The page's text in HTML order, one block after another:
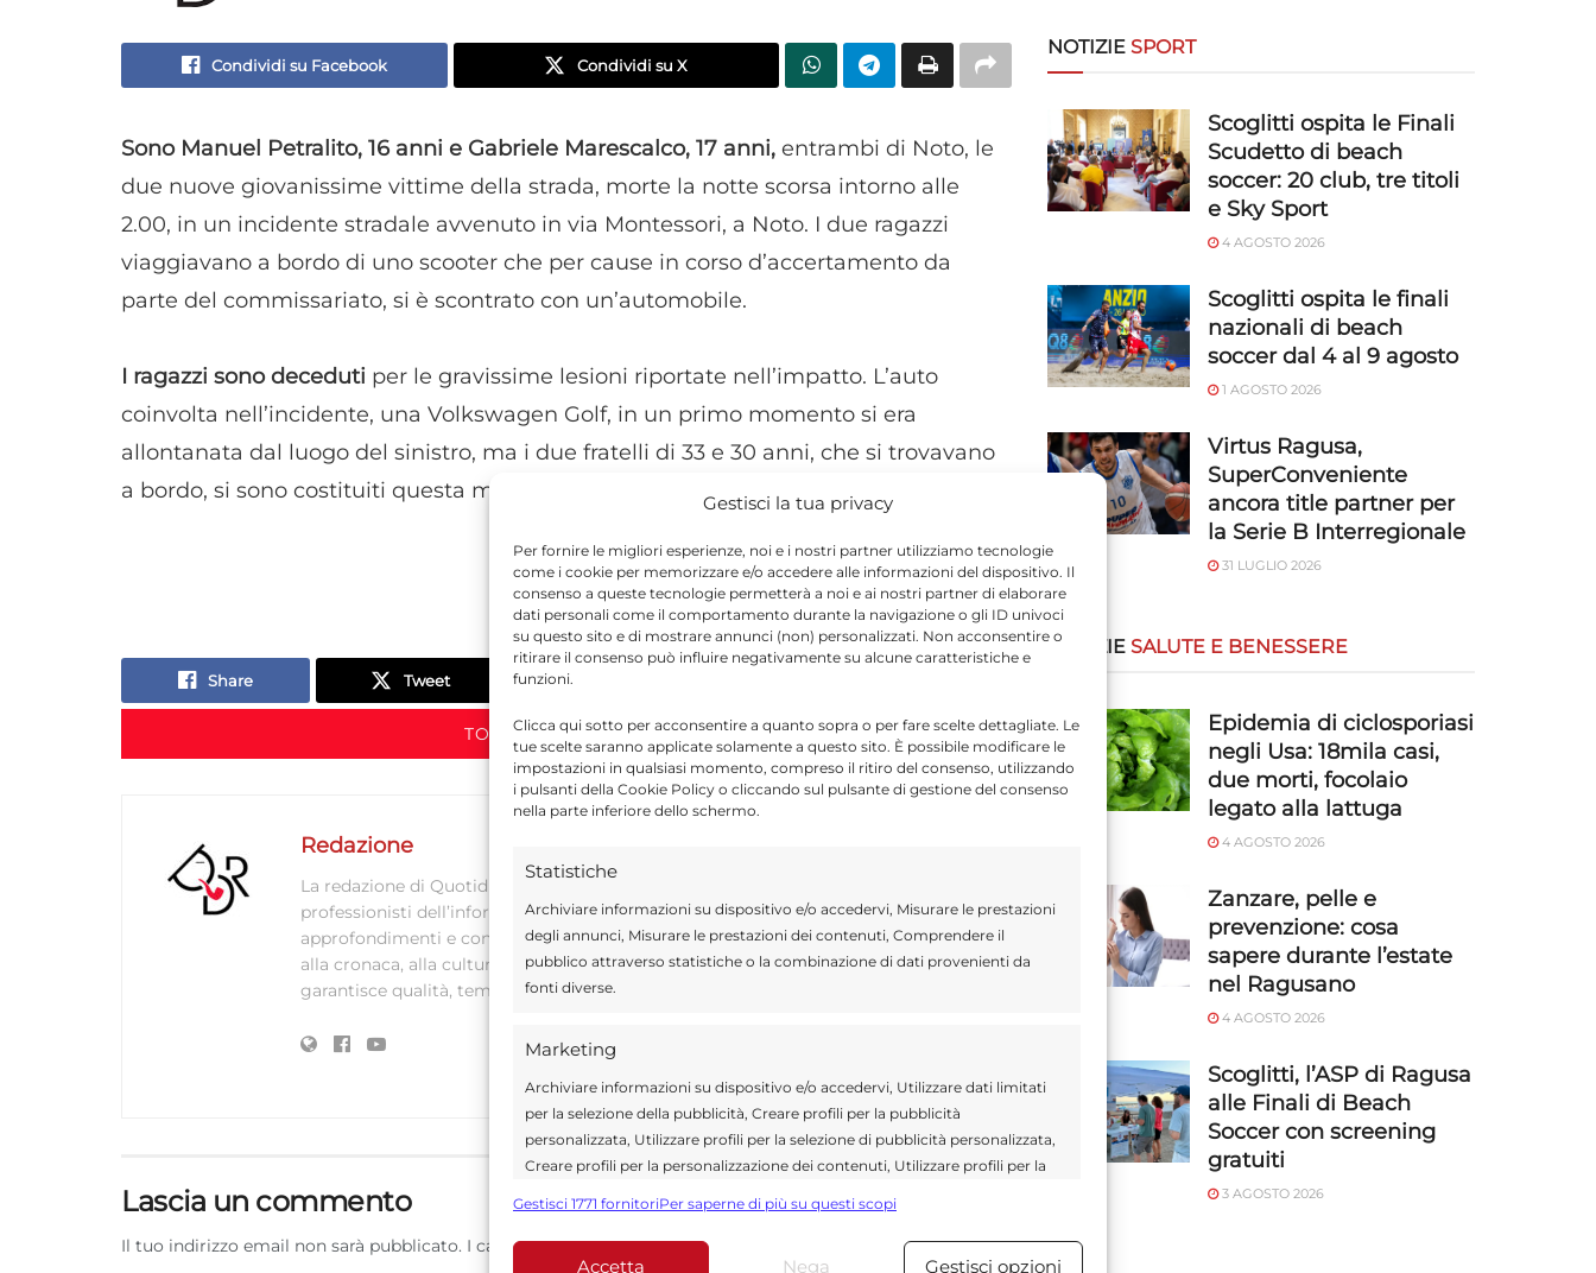
Gestisci la tua privacy
Per fornire le migliori esperienze, noi e i nostri partner utilizziamo tecnologie
come i cookie per memorizzare e/o accedere alle informazioni del dispositivo. Il
consenso a queste tecnologie permetterà a noi e ai nostri partner di elaborare
dati personali come il comportamento durante la navigazione o gli ID univoci
su questo sito e di mostrare annunci (non) personalizzati. Non acconsentire o
ritirare il consenso può influire negativamente su alcune caratteristiche e
funzioni.
Clicca qui sotto per acconsentire a quanto sopra o per fare scelte dettagliate. Le
tue scelte saranno applicate solamente a questo sito. È possibile modificare le
impostazioni in qualsiasi momento, compreso il ritiro del consenso, utilizzando
i pulsanti della Cookie Policy o cliccando sul pulsante di gestione del consenso
nella parte inferiore dello schermo.
Statistiche
Archiviare informazioni su dispositivo e/o accedervi, Misurare le prestazioni
degli annunci, Misurare le prestazioni dei contenuti, Comprendere il
pubblico attraverso statistiche o la combinazione di dati provenienti da
fonti diverse.
Marketing
Archiviare informazioni su dispositivo e/o accedervi, Utilizzare dati limitati
per la selezione della pubblicità, Creare profili per la pubblicità
personalizzata, Utilizzare profili per la selezione di pubblicità personalizzata,
Creare profili per la personalizzazione dei contenuti, Utilizzare profili per la
Utilizzare dati limitati per la selezione dei contenuti.
Gestisci 1771 fornitoriPer saperne di più su questi scopi
Accetta Nega Gestisci opzioni
Condividi su Facebook Condividi su X
Sono Manuel Petralito, 16 anni e Gabriele Marescalco, 17 anni, entrambi di Noto, le
due nuove giovanissime vittime della strada, morte la notte scorsa intorno alle
2.00, in un incidente stradale avvenuto in via Montessori, a Noto. I due ragazzi
viaggiavano a bordo di uno scooter che per cause in corso d’accertamento da
parte del commissariato, si è scontrato con un’automobile.
I ragazzi sono deceduti per le gravissime lesioni riportate nell’impatto. L’auto
coinvolta nell’incidente, una Volkswagen Golf, in un primo momento si era
allontanata dal luogo del sinistro, ma i due fratelli di 33 e 30 anni, che si trovavano
a bordo, si sono costituiti questa mattina. (Foto web)
Share Tweet
TORNA IN CRONACA
Redazione
La redazione di Quotidianodiragusa.it è composta da giornalisti, collaboratori e
professionisti dell’informazione che ogni giorno lavorano per offrire notizie,
approfondimenti e contenuti accurati dedicati alla Sicilia, all’attualità, alla politica,
alla cronaca, alla cultura e allo sport. Un team dinamico e indipendente che
garantisce qualità, tempestività e affidabilità.
Lascia un commento
Il tuo indirizzo email non sarà pubblicato. I campi obbligatori sono contrassegnati
NOTIZIE SPORT
Scoglitti ospita le Finali
Scudetto di beach
soccer: 20 club, tre titoli
e Sky Sport
4 AGOSTO 2026
Scoglitti ospita le finali
nazionali di beach
soccer dal 4 al 9 agosto
1 AGOSTO 2026
Virtus Ragusa,
SuperConveniente
ancora title partner per
la Serie B Interregionale
31 LUGLIO 2026
NOTIZIE SALUTE E BENESSERE
Epidemia di ciclosporiasi
negli Usa: 18mila casi,
due morti, focolaio
legato alla lattuga
4 AGOSTO 2026
Zanzare, pelle e
prevenzione: cosa
sapere durante l’estate
nel Ragusano
4 AGOSTO 2026
Scoglitti, l’ASP di Ragusa
alle Finali di Beach
Soccer con screening
gratuiti
3 AGOSTO 2026